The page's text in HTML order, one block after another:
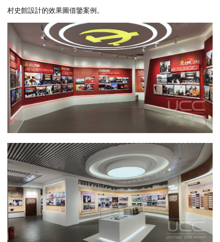
村史館設計的效果圖借鑒案例。